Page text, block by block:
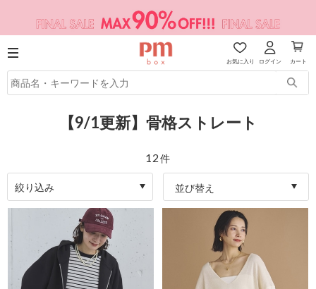
お気に入り ログイン カート
【9/1更新】骨格ストレート
12件
絞り込み 並び替え